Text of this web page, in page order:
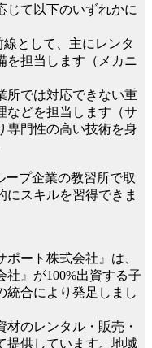
じて以下のいずれかに
として、主にレンタ
を担当します（メカニ
では対応できない重
などを担当します（サ
専門性の高い技術を身
プ企業の教習所で取
にスキルを習得できま
ポート株式会社』は、
社』が100%出資する子
統合により発足しまし
材のレンタル・販売・
提供しています。地域